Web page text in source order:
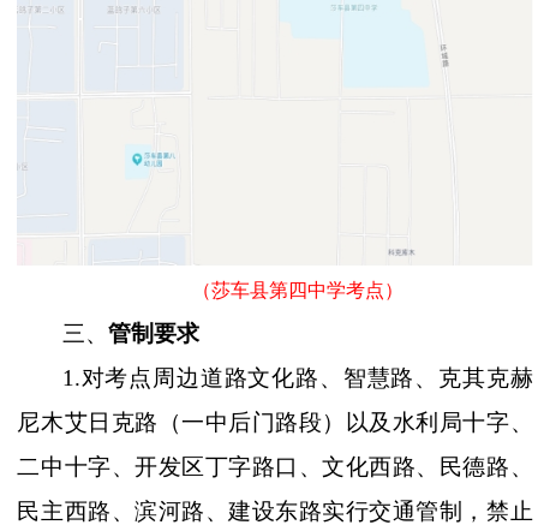
（莎车县第四中学考点）
三、 管制要求
1.对考点周边道路文化路、智慧路、克其克赫
尼木艾日克路（一中后门路段）以及水利局十字、
二中十字、开发区丁字路口、文化西路、民德路、
民主西路、滨河路、建设东路实行交通管制，禁止